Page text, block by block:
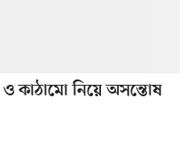
ও কাঠামো নিয়ে অসন্তোষ